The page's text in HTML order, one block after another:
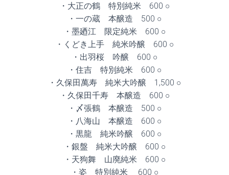
・大正の鶴 特別純米 600 ○
・一の蔵 本醸造 500 ○
・墨廼江 限定純米 600 ○
・くどき上手 純米吟醸 600 ○
・出羽桜 吟醸 600 ○
・住吉 特別純米 600 ○
・久保田萬寿 純米大吟醸 1,500 ○
・久保田千寿 本醸造 600 ○
・〆張鶴 本醸造 500 ○
・八海山 本醸造 600 ○
・黒龍 純米吟醸 600 ○
・銀盤 純米大吟醸 600 ○
・天狗舞 山廃純米 600 ○
・姿 特別純米 600 ○